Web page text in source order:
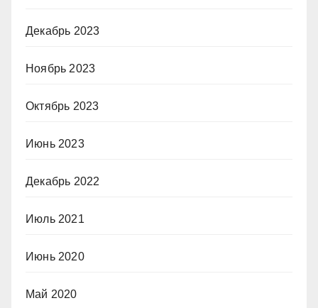
Декабрь 2023
Ноябрь 2023
Октябрь 2023
Июнь 2023
Декабрь 2022
Июль 2021
Июнь 2020
Май 2020